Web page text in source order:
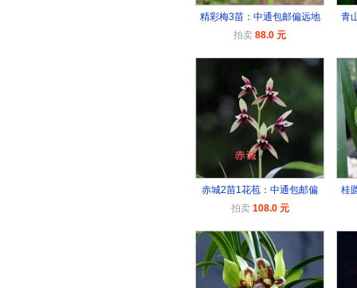
精彩梅3苗：中通包邮偏远地
拍卖 88.0 元
青
赤城2苗1花苞：中通包邮偏
拍卖 108.0 元
桂